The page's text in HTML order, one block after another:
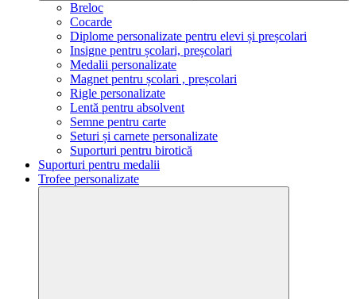
Breloc
Cocarde
Diplome personalizate pentru elevi și preșcolari
Insigne pentru școlari, preșcolari
Medalii personalizate
Magnet pentru școlari , preșcolari
Rigle personalizate
Lentă pentru absolvent
Semne pentru carte
Seturi și carnete personalizate
Suporturi pentru birotică
Suporturi pentru medalii
Trofee personalizate